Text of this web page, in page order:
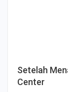
Setelah
Center